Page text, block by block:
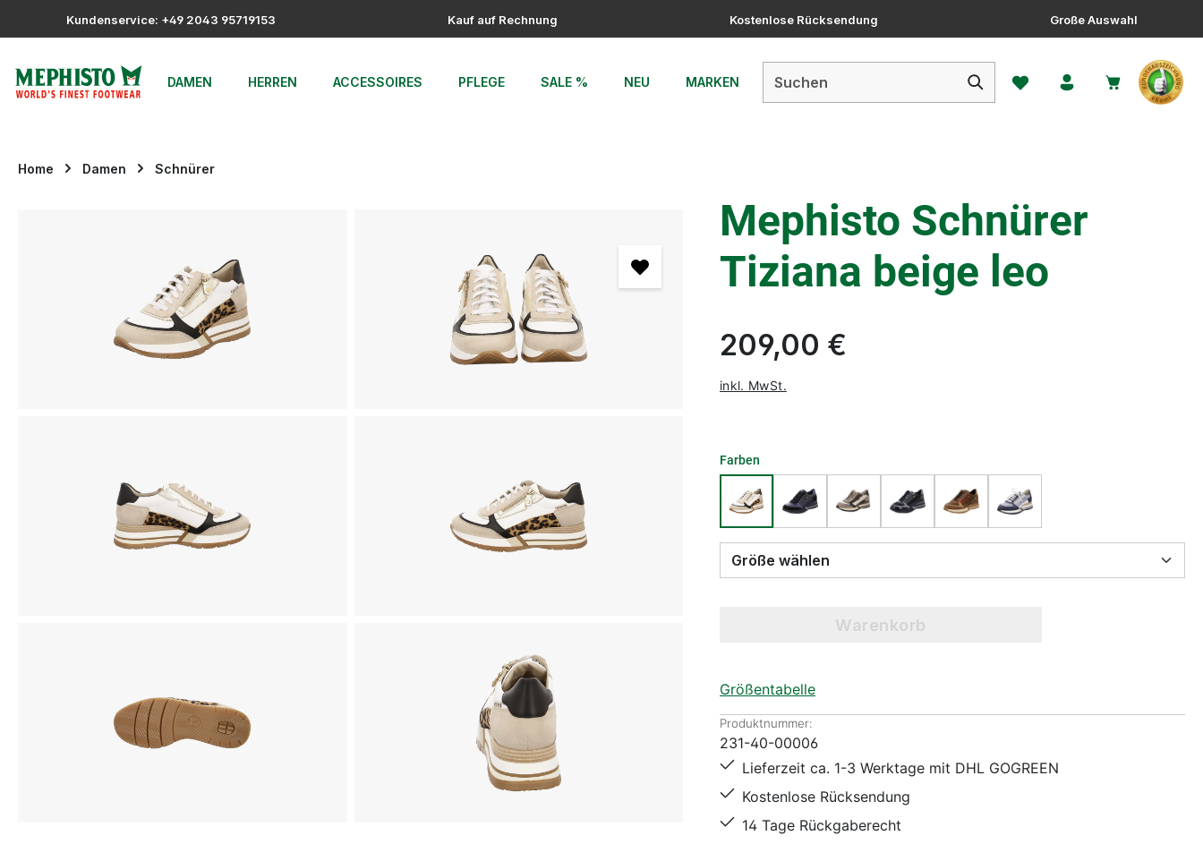
Hauptinhalt springen
Zur Suche springen
Zur Hauptnavigation springen
Kundenservice: +49 2043 95719153 Kauf auf Rechnung Kostenlose Rücksendung Große Auswahl
DAMEN HERREN ACCESSOIRES PFLEGE SALE % NEU MARKEN Du hast 0 Produkte auf dem
Home Damen Schnürer
Mephisto Schnürer
Tiziana beige leo
209,00 €
inkl. MwSt.
Farben
Größe wählen
Warenkorb
Größentabelle
Produktnummer:
231-40-00006
Lieferzeit ca. 1-3 Werktage mit DHL GOGREEN
Kostenlose Rücksendung
14 Tage Rückgaberecht